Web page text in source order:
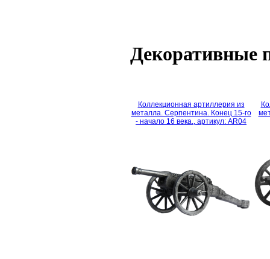
Декоративные
Коллекционная артиллерия из
металла. Серпентина. Конец 15-го
- начало 16 века., артикул: AR04